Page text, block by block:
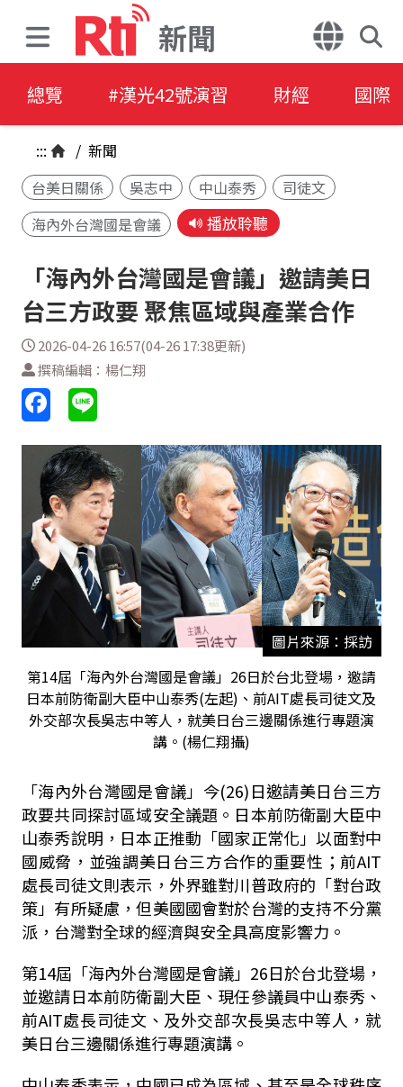
新聞
總覽 #漢光42號演習 財經 國際
::: / 新聞
台美日關係
吳志中 中山泰秀
司徒文
海內外台灣國是會議
播放聆聽
「海內外台灣國是會議」邀請美日
台三方政要 聚焦區域與產業合作
2026-04-26 16:57(04-26 17:38更新)
撰稿編輯：楊仁翔
圖片來源：採訪
第14屆「海內外台灣國是會議」26日於台北登場，邀請
日本前防衛副大臣中山泰秀(左起)、前AIT處長司徒文及
外交部次長吳志中等人，就美日台三邊關係進行專題演
講。(楊仁翔攝)
「海內外台灣國是會議」今(26)日邀請美日台三方
政要共同探討區域安全議題。日本前防衛副大臣中
山泰秀說明，日本正推動「國家正常化」以面對中
國威脅，並強調美日台三方合作的重要性；前AIT
處長司徒文則表示，外界雖對川普政府的「對台政
策」有所疑慮，但美國國會對於台灣的支持不分黨
派，台灣對全球的經濟與安全具高度影響力。
第14屆「海內外台灣國是會議」26日於台北登場，
並邀請日本前防衛副大臣、現任參議員中山泰秀、
前AIT處長司徒文、及外交部次長吳志中等人，就
美日台三邊關係進行專題演講。